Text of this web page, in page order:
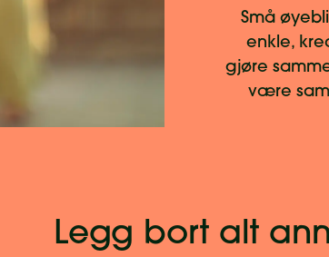
Små
enkle,
gjøre
være
Legg bort alt